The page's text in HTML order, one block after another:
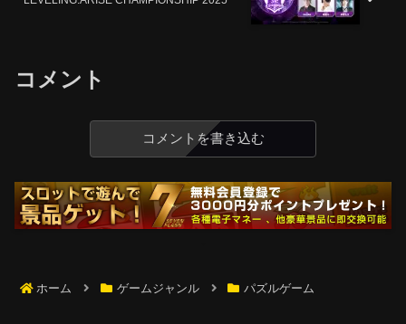
コメント
コメントを書き込む
ホーム ゲームジャンル パズルゲーム